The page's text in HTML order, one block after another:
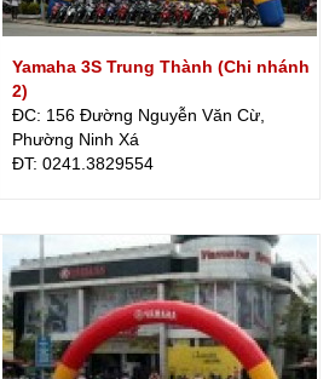
Yamaha 3S Trung Thành (Chi nhánh
2)
ĐC: 156 Đường Nguyễn Văn Cừ,
Phường Ninh Xá
ÐT: 0241.3829554